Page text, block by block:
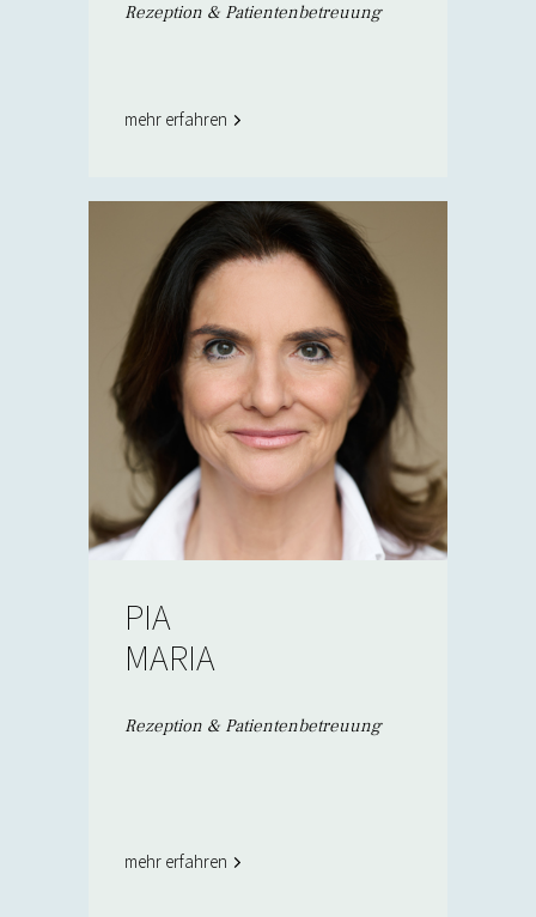
Rezeption & Patientenbetreuung
mehr erfahren
PIA
MARIA
Rezeption & Patientenbetreuung
mehr erfahren